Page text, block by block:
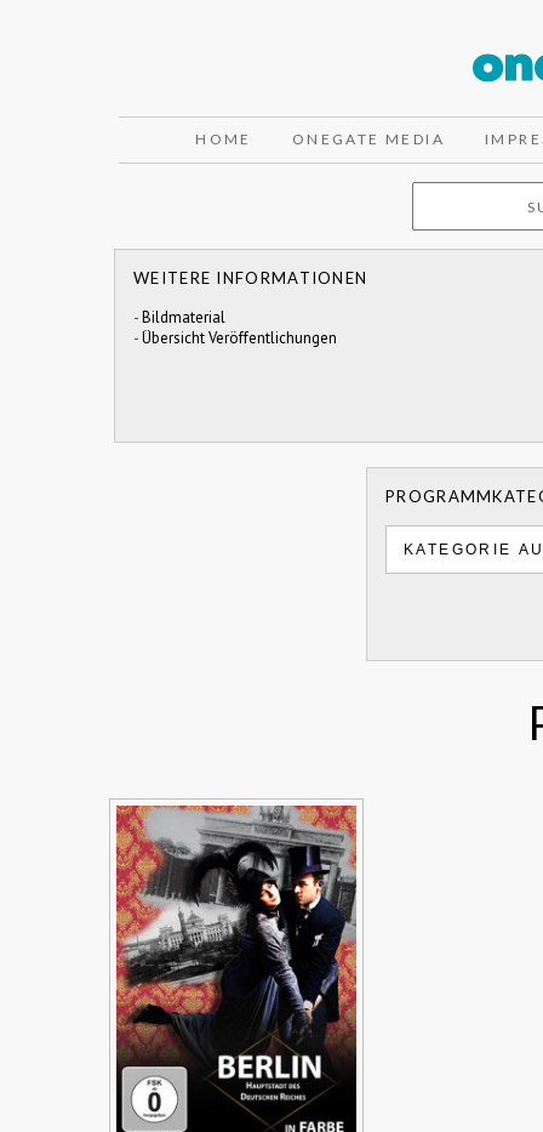
HOME ONEGATE MEDIA
WEITERE INFORMATIONEN
-Bildmaterial
-Übersicht Veröffentlichungen